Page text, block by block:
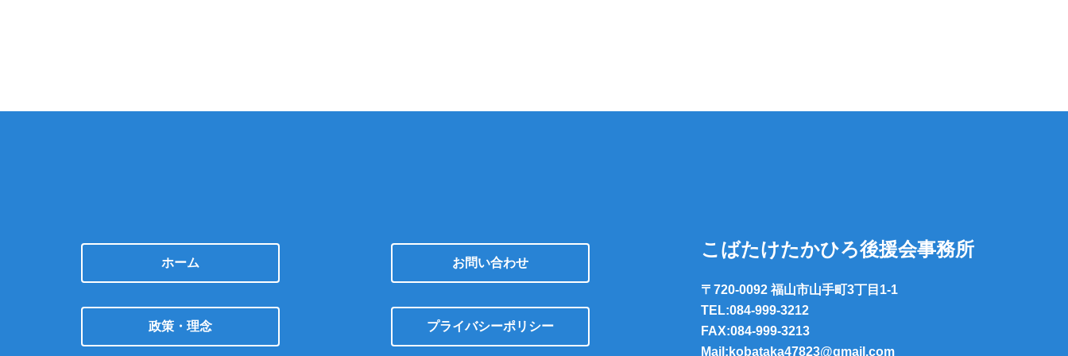
ホーム
政策・理念
お問い合わせ
プライバシーポリシー
こばたけたかひろ後援会事務所
〒720-0092 福山市山手町3丁目1-1
TEL:084-999-3212
FAX:084-999-3213
Mail:kobataka47823@gmail.com